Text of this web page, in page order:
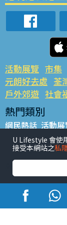
活動展覽 市集
元朗好去處 荃
戶外郊遊 社會
熱門類別
網民熱話 活動
銅鑼灣好去處 元
餐廳情報 戶外
熱門標籤
#UGO搵好去處
#親子玩樂好去處
#UJetso禮物放送
U Lifestyle 會使
接受本網站之私